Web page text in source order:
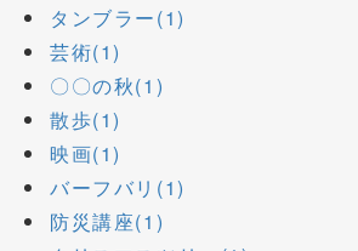
タンブラー(1)
芸術(1)
〇〇の秋(1)
散歩(1)
映画(1)
バーフバリ(1)
防災講座(1)